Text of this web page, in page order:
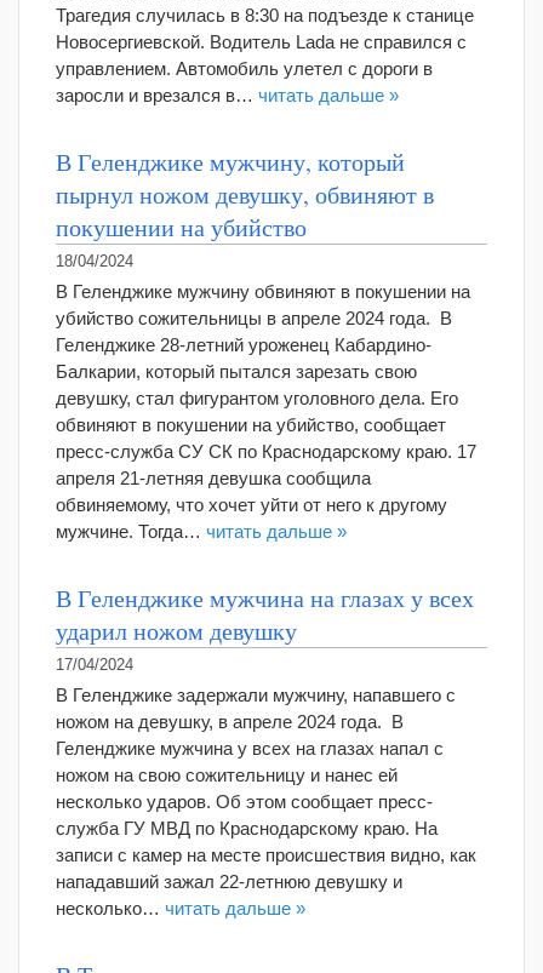
Трагедия случилась в 8:30 на подъезде к станице
Новосергиевской. Водитель Lada не справился с
управлением. Автомобиль улетел с дороги в
заросли и врезался в… читать дальше »
В Геленджике мужчину, который
пырнул ножом девушку, обвиняют в
покушении на убийство
18/04/2024
В Геленджике мужчину обвиняют в покушении на
убийство сожительницы в апреле 2024 года. В
Геленджике 28-летний уроженец Кабардино-
Балкарии, который пытался зарезать свою
девушку, стал фигурантом уголовного дела. Его
обвиняют в покушении на убийство, сообщает
пресс-служба СУ СК по Краснодарскому краю. 17
апреля 21-летняя девушка сообщила
обвиняемому, что хочет уйти от него к другому
мужчине. Тогда… читать дальше »
В Геленджике мужчина на глазах у всех
ударил ножом девушку
17/04/2024
В Геленджике задержали мужчину, напавшего с
ножом на девушку, в апреле 2024 года. В
Геленджике мужчина у всех на глазах напал с
ножом на свою сожительницу и нанес ей
несколько ударов. Об этом сообщает пресс-
служба ГУ МВД по Краснодарскому краю. На
записи с камер на месте происшествия видно, как
нападавший зажал 22-летнюю девушку и
несколько… читать дальше »